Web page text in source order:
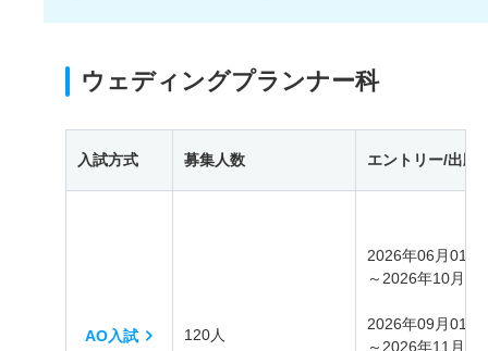
ウェディングプランナー科
入試方式 募集人数 エントリー/出願
AO入試 120人
2026年06月01日
～2026年10月31
2026年09月01日
～2026年11月30